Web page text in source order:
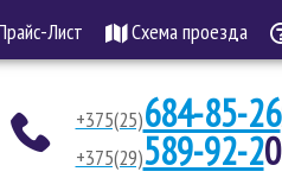
Лист Схема проезда
+375(25)684-85-26
+375(29)589-92-20